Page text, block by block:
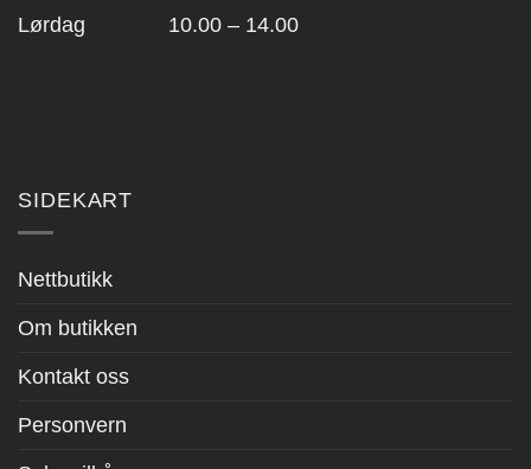
Lørdag 10.00 – 14.00
SIDEKART
Nettbutikk
Om butikken
Kontakt oss
Personvern